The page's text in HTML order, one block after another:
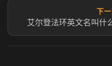
下
艾尔登法环英文名叫什